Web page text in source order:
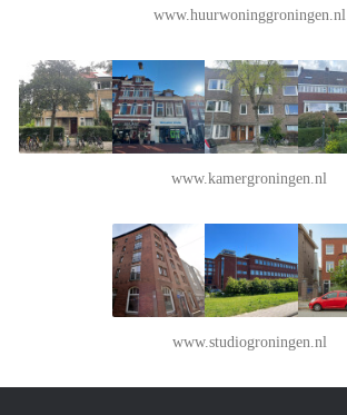
www.huurwoninggroningen.nl
www.kamergroningen.nl
www.studiogroningen.nl